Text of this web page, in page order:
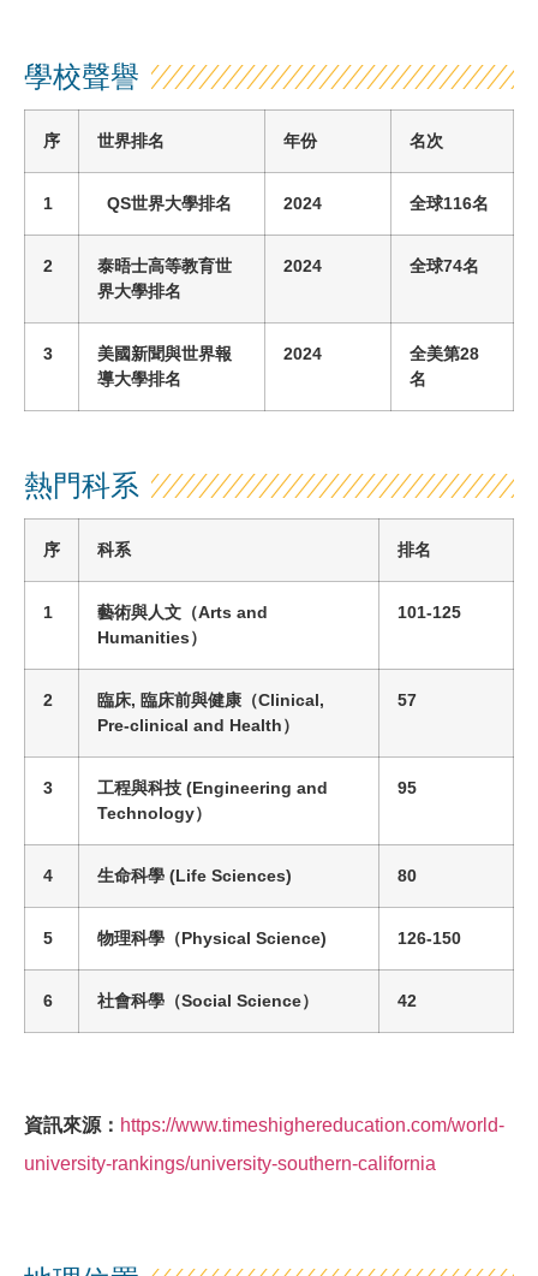
學校聲譽
序 世界排名 年份 名次
1 QS世界大學排名 2024 全球116名
2
泰晤士高等教育世
界大學排名
2024 全球74名
3
美國新聞與世界報
導大學排名
2024 全美第28
名
熱門科系
序 科系 排名
1 藝術與人文 （Arts and
Humanities）
101-125
2 臨床, 臨床前與健康 （Clinical,
Pre-clinical and Health）
57
3 工程與科技 (Engineering and
Technology）
95
4 生命科學 (Life Sciences) 80
5 物理科學 （Physical Science) 126-150
6 社會科學 （Social Science） 42
資訊來源： https://www.timeshighereducation.com/world-
university-rankings/university-southern-california